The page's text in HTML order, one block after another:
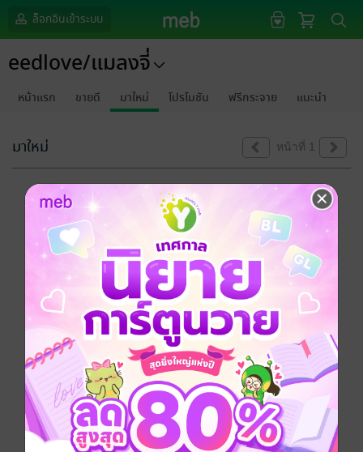
ล็อกอินเข้าระบบ
eedlove/แมลงจี่
หน้าแรก ขายดี มาใหม่ โปรโมชัน ฟรีกระจาย แนะนำ
มาใหม่ หน้าที่ 1
ขออภัยด้วยนะคะ
ไม่พบข้อมูลในหัวข้อที่คุณกำลังชมค่ะ